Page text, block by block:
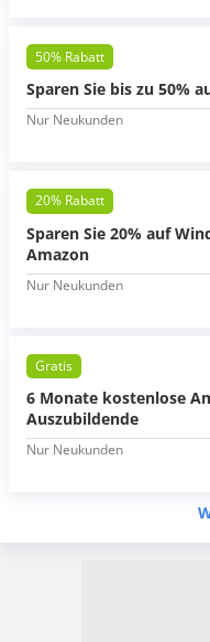
50% Rabatt
Sparen Sie bis zu 50%
Nur Neukunden
20% Rabatt
Sparen Sie 20% auf
Amazon
Nur Neukunden
Gratis
6 Monate kostenlose
Auszubildende
Nur Neukunden